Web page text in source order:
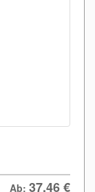
Ab: 37,46€